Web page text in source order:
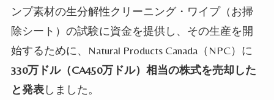
ンプ素材の生分解性クリーニング・ワイプ（お掃
除シート）の試験に資金を提供し、その生産を開
始するために、 Natural Products Canada（ NPC）に
330万ドル（CA450万ドル）相当の株式を売却した
と発表しました。